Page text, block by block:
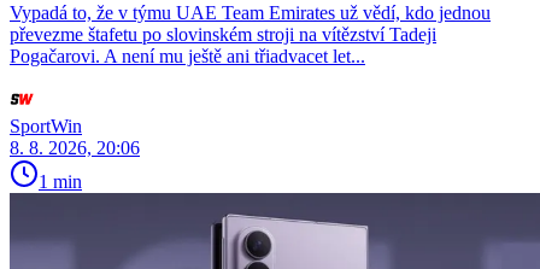
Vypadá to, že v týmu UAE Team Emirates už vědí, kdo jednou
převezme štafetu po slovinském stroji na vítězství Tadeji
Pogačarovi. A není mu ještě ani třiadvacet let...
SportWin
8. 8. 2026, 20:06
1 min